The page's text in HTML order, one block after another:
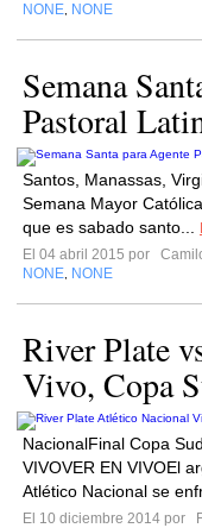
NONE NONE
Semana
Pastoral
Santos, Manassas,
Semana Mayor
que es sabado santo...
El 04 abril 2015 por
NONE NONE
River Plate
Vivo, Copa
NacionalFinal Copa
VIVOVER EN VIVOEl
Atlético Nacional se
El 10 diciembre 2014 por